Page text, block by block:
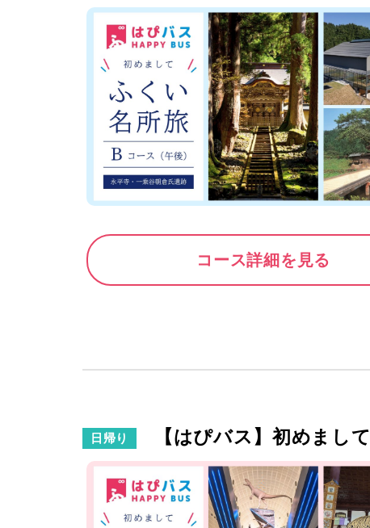
コース詳細を見る
日帰り 【はぴバス】初めまし